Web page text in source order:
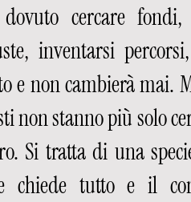
cercare fondi,
inventarsi
e non cambierà mai.
non stanno più solo
Si tratta di una
chiede tutto e il